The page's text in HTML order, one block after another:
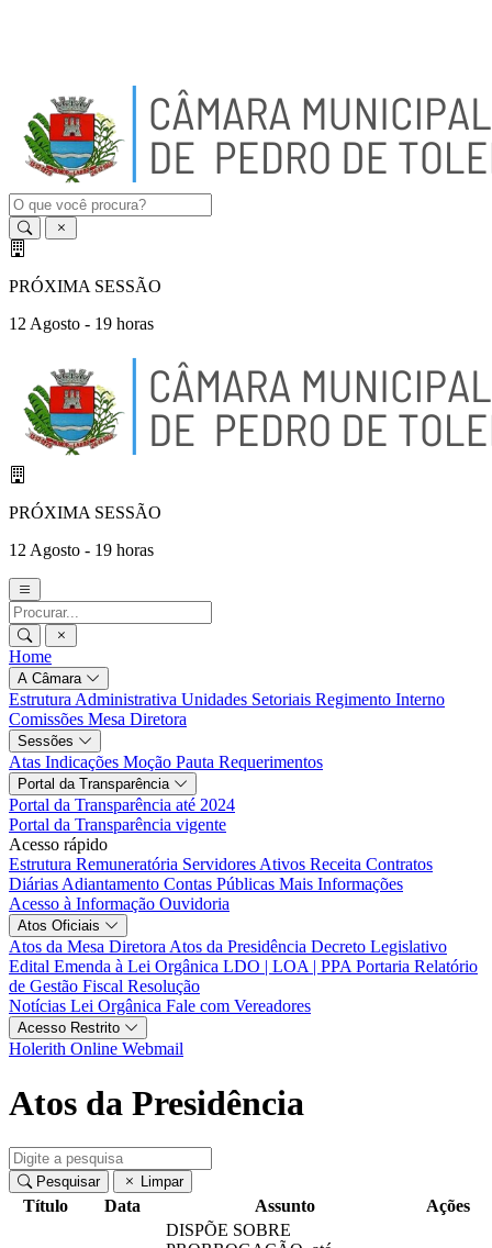
PRÓXIMA SESSÃO
12 Agosto - 19 horas
PRÓXIMA SESSÃO
12 Agosto - 19 horas
Home
A Câmara
Estrutura Administrativa Unidades Setoriais Regimento Interno
Comissões Mesa Diretora
Sessões
Atas Indicações Moção Pauta Requerimentos
Portal da Transparência
Portal da Transparência até 2024
Portal da Transparência vigente
Acesso rápido
Estrutura Remuneratória Servidores Ativos Receita Contratos
Diárias Adiantamento Contas Públicas Mais Informações
Acesso à Informação Ouvidoria
Atos Oficiais
Atos da Mesa Diretora Atos da Presidência Decreto Legislativo
Edital Emenda à Lei Orgânica LDO | LOA | PPA Portaria Relatório
de Gestão Fiscal Resolução
Notícias Lei Orgânica Fale com Vereadores
Acesso Restrito
Holerith Online Webmail
Atos da Presidência
Pesquisar Limpar
Título Data Assunto Ações
DISPÕE SOBRE